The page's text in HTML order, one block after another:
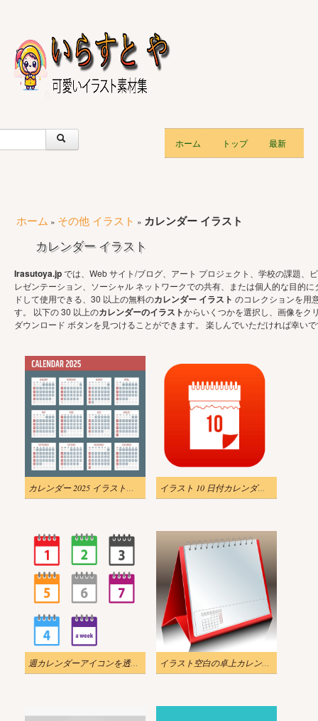
ホーム トップ 最新
ホーム » その他 イラスト » カレンダー イラスト
カレンダー イラスト
Irasutoya.jpでは、Web サイト/ブログ、アート プロジェクト、学校の課題、
レゼンテーション、ソーシャル ネットワークでの共有、または個人的な目的に
ドして使用できる、30 以上の無料のカレンダー イラスト のコレクションを用
す。 以下の 30 以上のカレンダーのイラストからいくつかを選択し、画像をク
ダウンロード ボタンを見つけることができます。 楽しんでいただければ幸い
カレンダー 2025 イラスト画像 イラスト 10 日付カレンダー アイコン透明
週カレンダーアイコンを透明に図示します イラスト空白の卓上カレンダーpng